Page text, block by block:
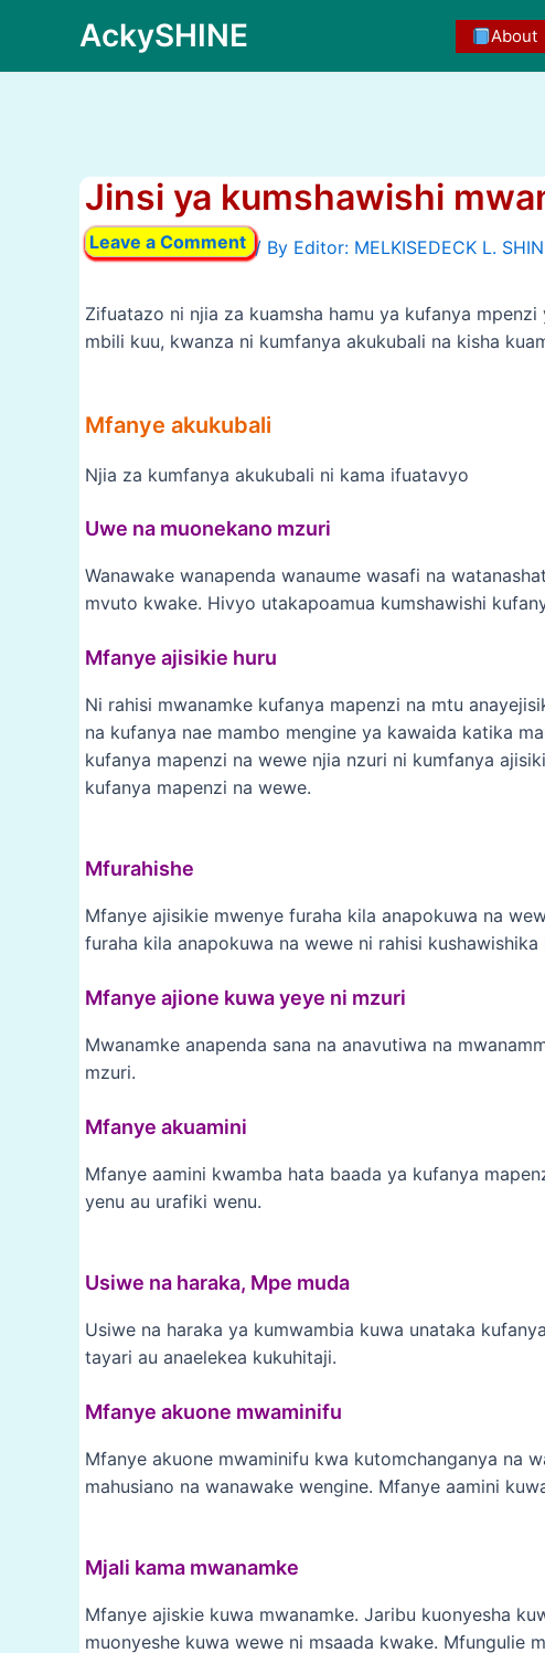
content
AckySHINE About
Jinsi ya kumshawishi
Leave a Comment / By
Zifuatazo ni njia za kuamsha hamu ya kufanya
mbili kuu, kwanza ni kumfanya akukubali na kisha
Mfanye akukubali
Njia za kumfanya akukubali ni kama ifuatavyo
Uwe na muonekano mzuri
Wanawake wanapenda wanaume wasafi na
mvuto kwake. Hivyo utakapoamua kumshawishi
Mfanye ajisikie huru
Ni rahisi mwanamke kufanya mapenzi na mtu
na kufanya nae mambo mengine ya kawaida katika
kufanya mapenzi na wewe njia nzuri ni kumfanya
kufanya mapenzi na wewe.
Mfurahishe
Mfanye ajisikie mwenye furaha kila anapokuwa na
furaha kila anapokuwa na wewe ni rahisi
Mfanye ajione kuwa yeye ni mzuri
Mwanamke anapenda sana na anavutiwa na
mzuri.
Mfanye akuamini
Mfanye aamini kwamba hata baada ya kufanya
yenu au urafiki wenu.
Usiwe na haraka, Mpe muda
Usiwe na haraka ya kumwambia kuwa unataka
tayari au anaelekea kukuhitaji.
Mfanye akuone mwaminifu
Mfanye akuone mwaminifu kwa kutomchanganya na
mahusiano na wanawake wengine. Mfanye aamini
Mjali kama mwanamke
Mfanye ajiskie kuwa mwanamke. Jaribu kuonyesha
muonyeshe kuwa wewe ni msaada kwake. Mfungulie